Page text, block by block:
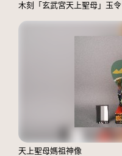
木刻「玄武宮天上聖母」玉令
天上聖母媽祖神像